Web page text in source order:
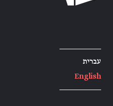
עברית
English